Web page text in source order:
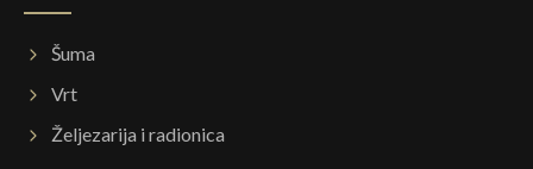
Šuma
Vrt
Željezarija i radionica